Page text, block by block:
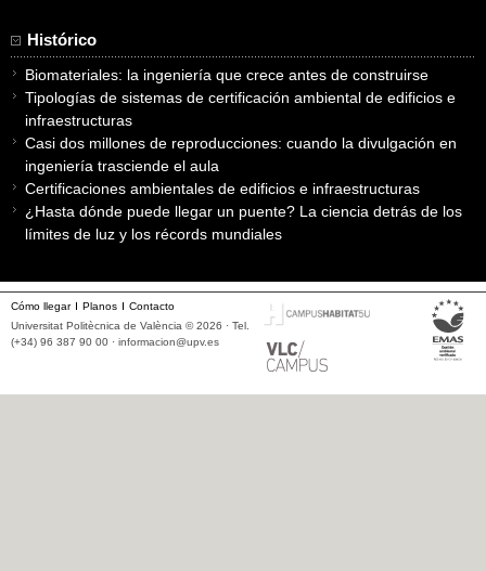
Histórico
Biomateriales: la ingeniería que crece antes de construirse
Tipologías de sistemas de certificación ambiental de edificios e
infraestructuras
Casi dos millones de reproducciones: cuando la divulgación en
ingeniería trasciende el aula
Certificaciones ambientales de edificios e infraestructuras
¿Hasta dónde puede llegar un puente? La ciencia detrás de los
límites de luz y los récords mundiales
Cómo llegar Planos
Contacto
Universitat Politècnica de València © 2026 · Tel.
(+34) 96 387 90 00 · informacion@upv.es